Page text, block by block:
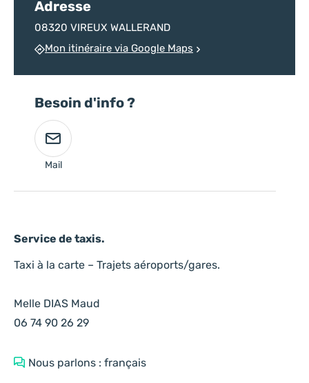
Service de taxis.
Taxi à la carte – Trajets aéroports/gares.
Melle DIAS Maud
06 74 90 26 29
Nous parlons : français
Adresse
08320 VIREUX WALLERAND
Mon itinéraire via Google Maps
Besoin d'info ?
Mail